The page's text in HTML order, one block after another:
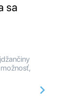
sa